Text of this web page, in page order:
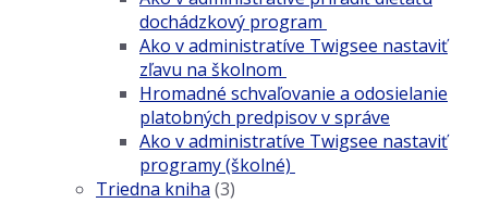
dochádzkový program
Ako v administratíve Twigsee nastaviť
zľavu na školnom
Hromadné schvaľovanie a odosielanie
platobných predpisov v správe
Ako v administratíve Twigsee nastaviť
programy (školné)
Triedna kniha (3)